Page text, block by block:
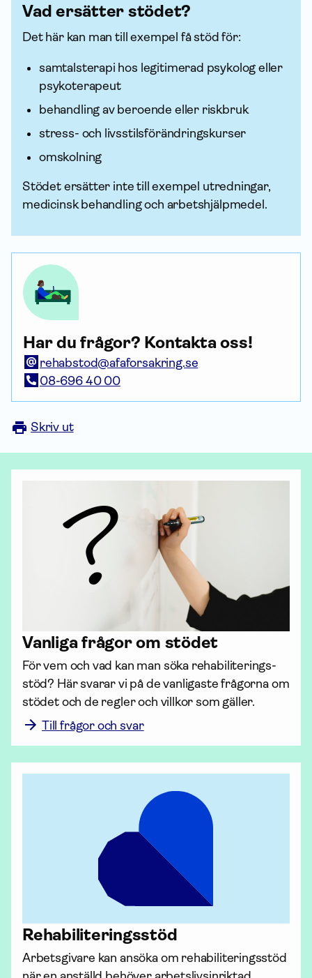
Vad ersätter stödet?
Det här kan man till exempel få stöd för:
samtalsterapi hos legitimerad psykolog eller
psykoterapeut
behandling av beroende eller riskbruk
stress- och livsstilsförändringskurser
omskolning
Stödet ersätter inte till exempel utredningar,
medicinsk behandling och arbetshjälpmedel.
Har du frågor? Kontakta oss!
rehabstod@afaforsakring.se
08-696 40 00
Skriv ut
Vanliga frågor om stödet
För vem och vad kan man söka rehabili­terings­
stöd? Här svarar vi på de vanligaste frågorna om
stödet och de regler och villkor som gäller.
Till frågor och svar
Rehabili­terings­stöd
Arbetsgivare kan ansöka om rehabili­terings­stöd